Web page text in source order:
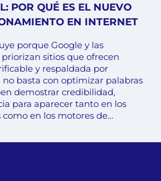
POR QUÉ ES EL NUEVO
EN INTERNET
porque Google y las
sitios que ofrecen
y respaldada por
no basta con optimizar palabras
demostrar credibilidad,
para aparecer tanto en los
en los motores de…